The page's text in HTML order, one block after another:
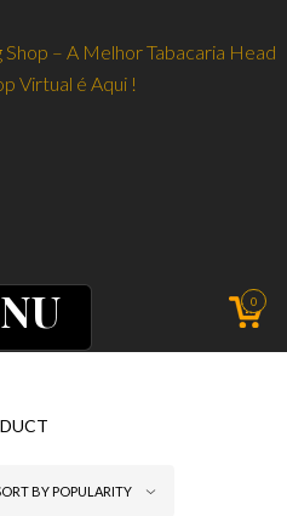
0
BY POPULARITY